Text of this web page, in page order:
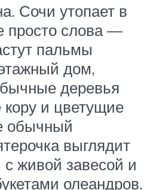
Сочи утопает в
просто слова —
пальмы
дом,
деревья
и цветущие
обычный
выглядит
с живой завесой и
олеандров.